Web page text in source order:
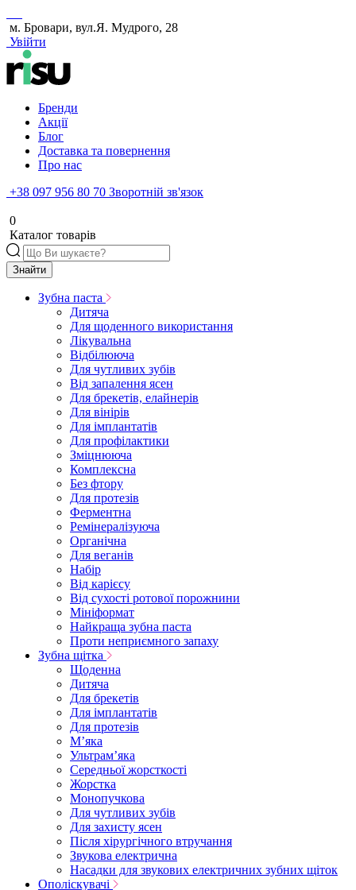
м. Бровари, вул.Я. Мудрого, 28
Увійти
Бренди
Акції
Блог
Доставка та повернення
Про нас
+38 097 956 80 70 Зворотній зв'язок
0
Каталог товарів
Знайти
Зубна паста
Дитяча
Для щоденного використання
Лікувальна
Відбілююча
Для чутливих зубів
Від запалення ясен
Для брекетів, елайнерів
Для вінірів
Для імплантатів
Для профілактики
Зміцнююча
Комплексна
Без фтору
Для протезів
Ферментна
Ремінералізуюча
Органічна
Для веганів
Набір
Від карієсу
Від сухості ротової порожнини
Мініформат
Найкраща зубна паста
Проти неприємного запаху
Зубна щітка
Щоденна
Дитяча
Для брекетів
Для імплантатів
Для протезів
Мʼяка
Ультрамʼяка
Середньої жорсткості
Жорстка
Монопучкова
Для чутливих зубів
Для захисту ясен
Після хірургічного втручання
Звукова електрична
Насадки для звукових електричних зубних щіток
Ополіскувачі